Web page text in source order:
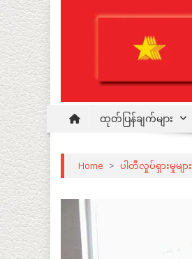
content
DPNS
Democratic Party for a New
ထုတ်ပြန်ချက်များ
Home > ပါတီလှုပ်ရှားမှုများ